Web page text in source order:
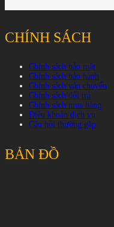
CHÍNH SÁCH
Chính sách bảo mật
Chính sách bảo hành
Chính sách vận chuyển
Chính sách đổi trả
Chính sách mua hàng
Điều khoản dịch vụ
Câu hỏi thường gặp
BẢN ĐỒ